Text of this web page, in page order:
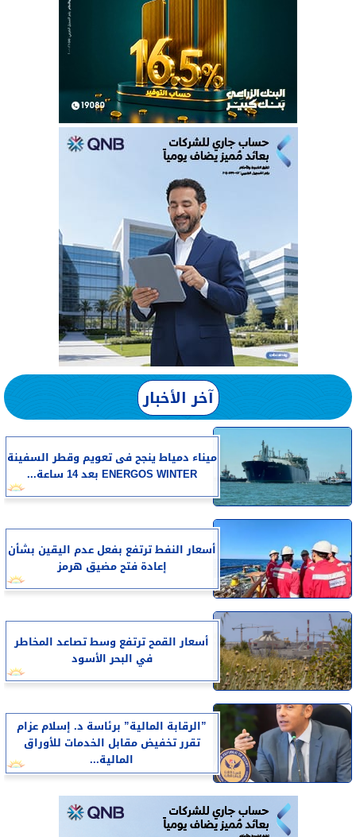
آخر الأخبار
​ميناء دمياط ينجح فى تعويم وقطر السفينة
ENERGOS WINTER بعد 14 ساعة...
أسعار النفط ترتفع بفعل عدم اليقين بشأن
إعادة فتح مضيق هرمز
أسعار القمح ترتفع وسط تصاعد المخاطر
في البحر الأسود
”الرقابة المالية” برئاسة د. إسلام عزام
تقرر تخفيض مقابل الخدمات للأوراق
المالية...